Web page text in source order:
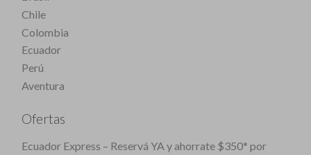
Chile
Colombia
Ecuador
Perú
Aventura
Ofertas
Ecuador Express – Reservá YA y ahorrate $350* por